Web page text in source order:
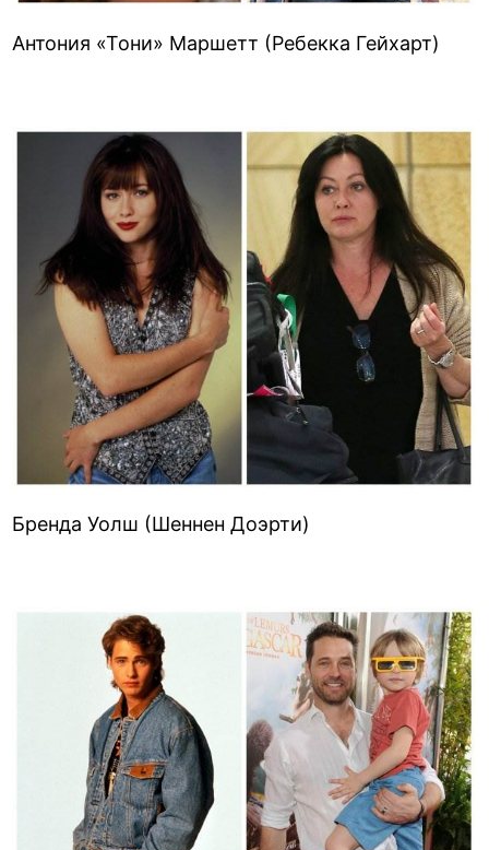
Антония «Тони» Маршетт (Ребекка Гейхарт)
Бренда Уолш (Шеннен Доэрти)